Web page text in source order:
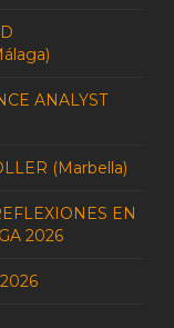
ANALYST
(Marbella)
EN
2026